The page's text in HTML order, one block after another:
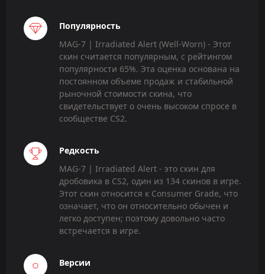
Популярность
MAG-7 | Irradiated Alert (Well-Worn) - Этот
скин считается популярным, с рейтингом
популярности 65%. Эта оценка основана на
постоянном объеме продаж и стабильной
рыночной стоимости скина, что
свидетельствует о очень высоком спросе в
сообществе CS2.
Редкость
MAG-7 | Irradiated Alert - это скин для
дробовика в CS2, один из 134 скинов в игре.
Этот скин относится к Consumer Grade, что
означает, что он относительно обычен и
легко доступен; поэтому довольно часто
встречается в игре.
Версии